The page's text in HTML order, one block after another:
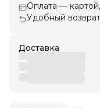
Оплата —
Удобный возврат
Доставка